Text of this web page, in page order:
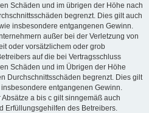
Schäden und im übrigen der Höhe nach
begrenzt. Dies gilt auch
insbesondere entgangenen Gewinn.
außer bei der Verletzung von
oder vorsätzlichem oder grob
auf die bei Vertragsschluss
Schäden und im Übrigen der Höhe
Durchschnittsschäden begrenzt. Dies gilt
entgangenen Gewinn.
a bis c gilt sinngemäß auch
Erfüllungsgehilfen des Betreibers.